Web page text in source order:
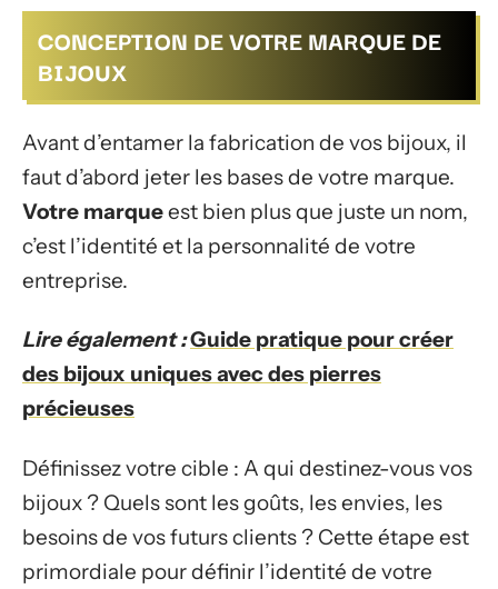
CONCEPTION DE VOTRE MARQUE DE
BIJOUX
Avant d’entamer la fabrication de vos bijoux, il
faut d’abord jeter les bases de votre marque.
Votre marqueest bien plus que juste un nom,
c’est l’identité et la personnalité de votre
entreprise.
Lire également :Guide pratique pour créer
des bijoux uniques avec des pierres
précieuses
Définissez votre cible : A qui destinez-vous vos
bijoux ? Quels sont les goûts, les envies, les
besoins de vos futurs clients ? Cette étape est
primordiale pour définir l’identité de votre